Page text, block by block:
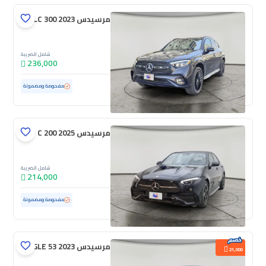
مرسيدس GLC 300 2023
شامل الضريبة
236,000
مستعملة 48,377 كم ممشى قليل مفحوصة ومضمونة
مرسيدس C 200 2025
شامل الضريبة
214,000
مستعملة 18,063 كم ممشى قليل مفحوصة ومضمونة
21,000 مرسيدس GLE 53 2023